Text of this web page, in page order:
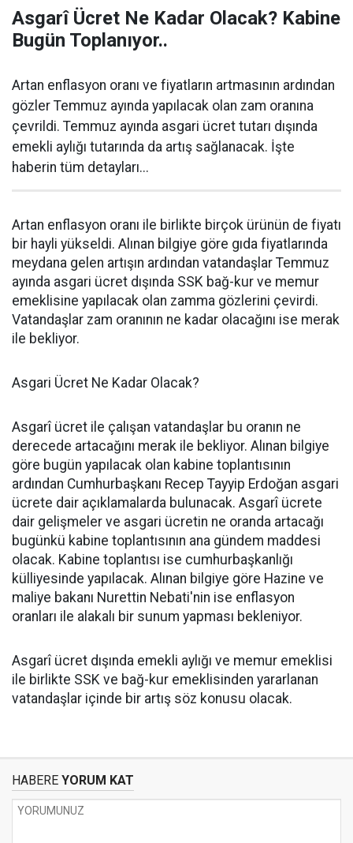
Asgarî Ücret Ne Kadar Olacak? Kabine
Bugün Toplanıyor..
Artan enflasyon oranı ve fiyatların artmasının ardından
gözler Temmuz ayında yapılacak olan zam oranına
çevrildi. Temmuz ayında asgari ücret tutarı dışında
emekli aylığı tutarında da artış sağlanacak. İşte
haberin tüm detayları...
Artan enflasyon oranı ile birlikte birçok ürünün de fiyatı
bir hayli yükseldi. Alınan bilgiye göre gıda fiyatlarında
meydana gelen artışın ardından vatandaşlar Temmuz
ayında asgari ücret dışında SSK bağ-kur ve memur
emeklisine yapılacak olan zamma gözlerini çevirdi.
Vatandaşlar zam oranının ne kadar olacağını ise merak
ile bekliyor.
Asgari Ücret Ne Kadar Olacak?
Asgarî ücret ile çalışan vatandaşlar bu oranın ne
derecede artacağını merak ile bekliyor. Alınan bilgiye
göre bugün yapılacak olan kabine toplantısının
ardından Cumhurbaşkanı Recep Tayyip Erdoğan asgari
ücrete dair açıklamalarda bulunacak. Asgarî ücrete
dair gelişmeler ve asgari ücretin ne oranda artacağı
bugünkü kabine toplantısının ana gündem maddesi
olacak. Kabine toplantısı ise cumhurbaşkanlığı
külliyesinde yapılacak. Alınan bilgiye göre Hazine ve
maliye bakanı Nurettin Nebati'nin ise enflasyon
oranları ile alakalı bir sunum yapması bekleniyor.
Asgarî ücret dışında emekli aylığı ve memur emeklisi
ile birlikte SSK ve bağ-kur emeklisinden yararlanan
vatandaşlar içinde bir artış söz konusu olacak.
HABERE YORUM KAT